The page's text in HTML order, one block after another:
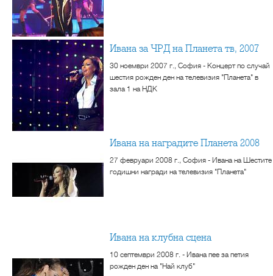
Ивана за ЧРД на Планета тв, 2007
30 ноември 2007 г., София - Концерт по случай
шестия рожден ден на телевизия "Планета" в
зала 1 на НДК
Ивана на наградите Планета 2008
27 февруари 2008 г., София - Ивана на Шестите
годишни награди на телевизия "Планета"
Ивана на клубна сцена
10 септември 2008 г. - Ивана пее за петия
рожден ден на "Най клуб"